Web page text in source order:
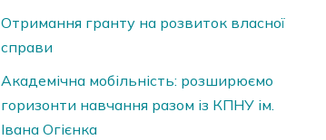
Отримання гранту на розвиток власної
справи
Академічна мобільність: розширюємо
горизонти навчання разом із КПНУ ім.
Івана Огієнка